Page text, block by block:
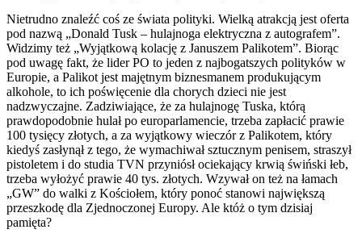
Nietrudno znaleźć coś ze świata polityki. Wielką atrakcją jest oferta
pod nazwą „Donald Tusk – hulajnoga elektryczna z autografem”.
Widzimy też „Wyjątkową kolację z Januszem Palikotem”. Biorąc
pod uwagę fakt, że lider PO to jeden z najbogatszych polityków w
Europie, a Palikot jest majętnym biznesmanem produkującym
alkohole, to ich poświęcenie dla chorych dzieci nie jest
nadzwyczajne. Zadziwiające, że za hulajnogę Tuska, którą
prawdopodobnie hulał po europarlamencie, trzeba zapłacić prawie
100 tysięcy złotych, a za wyjątkowy wieczór z Palikotem, który
kiedyś zasłynął z tego, że wymachiwał sztucznym penisem, straszył
pistoletem i do studia TVN przyniósł ociekający krwią świński łeb,
trzeba wyłożyć prawie 40 tys. złotych. Wzywał on też na łamach
„GW” do walki z Kościołem, który ponoć stanowi największą
przeszkodę dla Zjednoczonej Europy. Ale któż o tym dzisiaj
pamięta?